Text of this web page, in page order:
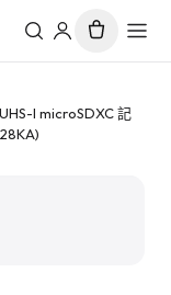
I microSDXC 記